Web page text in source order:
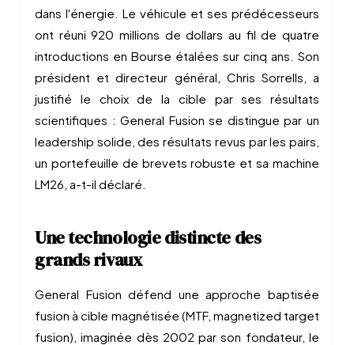
dans l'énergie. Le véhicule et ses prédécesseurs
ont réuni 920 millions de dollars au fil de quatre
introductions en Bourse étalées sur cinq ans. Son
président et directeur général, Chris Sorrells, a
justifié le choix de la cible par ses résultats
scientifiques : General Fusion se distingue par un
leadership solide, des résultats revus par les pairs,
un portefeuille de brevets robuste et sa machine
LM26, a-t-il déclaré.
Une technologie distincte des
grands rivaux
General Fusion défend une approche baptisée
fusion à cible magnétisée (MTF, magnetized target
fusion), imaginée dès 2002 par son fondateur, le